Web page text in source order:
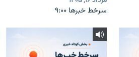
سرخط خبرها ۹:۰۰